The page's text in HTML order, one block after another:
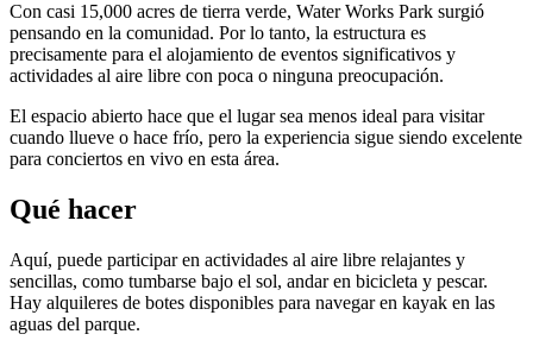
Con casi 15,000 acres de tierra verde, Water Works Park surgió
pensando en la comunidad. Por lo tanto, la estructura es
precisamente para el alojamiento de eventos significativos y
actividades al aire libre con poca o ninguna preocupación.
El espacio abierto hace que el lugar sea menos ideal para visitar
cuando llueve o hace frío, pero la experiencia sigue siendo excelente
para conciertos en vivo en esta área.
Qué hacer
Aquí, puede participar en actividades al aire libre relajantes y
sencillas, como tumbarse bajo el sol, andar en bicicleta y pescar.
Hay alquileres de botes disponibles para navegar en kayak en las
aguas del parque.